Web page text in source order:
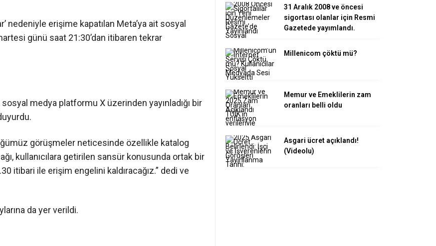
nedeniyle erişime kapatılan Meta’ya ait sosyal
günü saat 21:30’dan itibaren tekrar
medya platformu X üzerinden yayınladığı bir
görüşmeler neticesinde özellikle katalog
kullanıcılara getirilen sansür konusunda ortak bir
itibari ile erişim engelini kaldıracağız.” dedi ve
da yer verildi.
31 Aralık 2008 ve öncesi
sigortası olanlar için Resmi
Gazetede yayımlandı.
Millenicom çöktü mü?
Memur ve Emeklilerin zam
oranları belli oldu
Asgari ücret açıklandı!
(Videolu)